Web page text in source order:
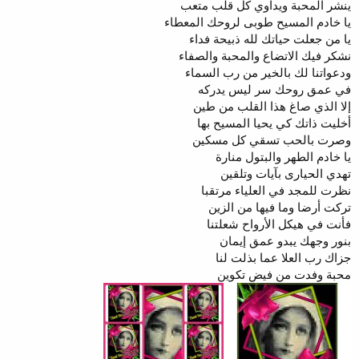
ينشر المحبة ويداوي كل قلب متعب
يا خادم المسيح طوبى لروحك المعطاء
يا من جعلت حياتك لله ذبيحة فداء
نشكر فيك الاتضاع والمحبة والصفاء
ودعواتنا لك بالخير من رب السماء
في عمق روحك سر ليس يدركه
إلا الذي صاغ هذا القلب من طين
أخليت ذاتك كي يحيا المسيح بها
وصرت بالحب تسقي كل مسكين
يا خادم الطهر والبتول منارة
تهدي الحيارى بآيات وتلقين
نظرت للمجد في العلياء مرتقبا
تركت أرضا وما فيها من الزين
فأنت في هيكل الأرواح شعلتنا
بنور وجهك يبدو عمق إيمان
جزاك رب العلا عما بذلت لنا
محبة وفدت من فيض تكوين